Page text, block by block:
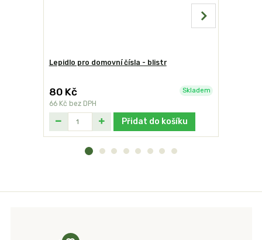
Lepidlo pro domovní čísla - blistr
80 Kč
66 Kč bez DPH
Skladem
Přidat do košíku